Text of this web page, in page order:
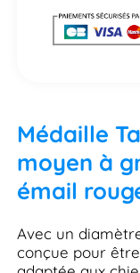
Médaille
moyen à
émail
Avec un
conçue pour